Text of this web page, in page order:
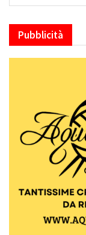
Pubblicità